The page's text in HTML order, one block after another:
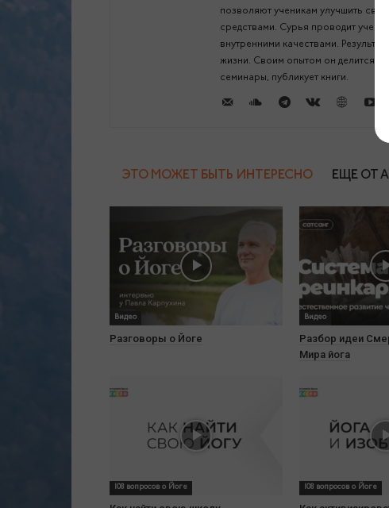
позволяют ученикам улучшить
средствами. Сурья проводит
внутренними качествами.
жизни. Своим опытом он делится в
семинары, публикует книги.
ЭТО МОЖЕТ БЫТЬ ИНТЕРЕСНО ЕЩЕ ОТ
Видео
Разговоры о Йоге
Видео
Разбор идеи
Мира йога
108 вопросов о Йоге 108 вопросов о Йоге